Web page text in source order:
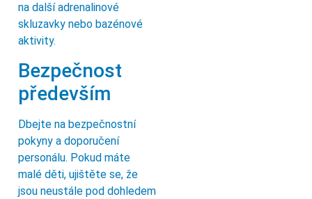
na další adrenalinové
skluzavky nebo bazénové
aktivity.
Bezpečnost
především
Dbejte na bezpečnostní
pokyny a doporučení
personálu. Pokud máte
malé děti, ujištěte se, že
jsou neustále pod dohledem